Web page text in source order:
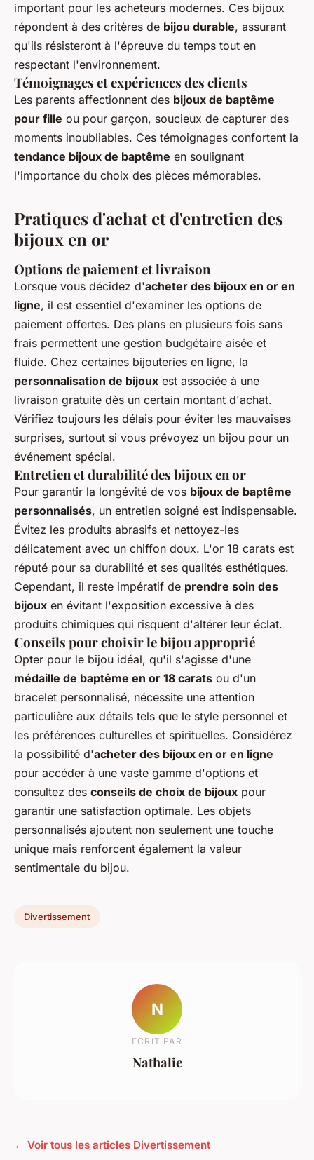
important pour les acheteurs modernes. Ces bijoux
répondent à des critères de bijou durable, assurant
qu'ils résisteront à l'épreuve du temps tout en
respectant l'environnement.
Témoignages et expériences des clients
Les parents affectionnent des bijoux de baptême
pour fille ou pour garçon, soucieux de capturer des
moments inoubliables. Ces témoignages confortent la
tendance bijoux de baptême en soulignant
l'importance du choix des pièces mémorables.
Pratiques d'achat et d'entretien des
bijoux en or
Options de paiement et livraison
Lorsque vous décidez d'acheter des bijoux en or en
ligne, il est essentiel d'examiner les options de
paiement offertes. Des plans en plusieurs fois sans
frais permettent une gestion budgétaire aisée et
fluide. Chez certaines bijouteries en ligne, la
personnalisation de bijoux est associée à une
livraison gratuite dès un certain montant d'achat.
Vérifiez toujours les délais pour éviter les mauvaises
surprises, surtout si vous prévoyez un bijou pour un
événement spécial.
Entretien et durabilité des bijoux en or
Pour garantir la longévité de vos bijoux de baptême
personnalisés, un entretien soigné est indispensable.
Évitez les produits abrasifs et nettoyez-les
délicatement avec un chiffon doux. L'or 18 carats est
réputé pour sa durabilité et ses qualités esthétiques.
Cependant, il reste impératif de prendre soin des
bijoux en évitant l'exposition excessive à des
produits chimiques qui risquent d'altérer leur éclat.
Conseils pour choisir le bijou approprié
Opter pour le bijou idéal, qu'il s'agisse d'une
médaille de baptême en or 18 carats ou d'un
bracelet personnalisé, nécessite une attention
particulière aux détails tels que le style personnel et
les préférences culturelles et spirituelles. Considérez
la possibilité d'acheter des bijoux en or en ligne
pour accéder à une vaste gamme d'options et
consultez des conseils de choix de bijoux pour
garantir une satisfaction optimale. Les objets
personnalisés ajoutent non seulement une touche
unique mais renforcent également la valeur
sentimentale du bijou.
Divertissement
N
ECRIT PAR
Nathalie
← Voir tous les articles Divertissement